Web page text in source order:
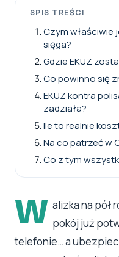
SPIS TREŚCI
Czym właściwie
sięga?
Gdzie EKUZ
Co powinno się
EKUZ kontra
zadziała?
Ile to realnie
Na co patrzeć w
Co z tym
W alizka na pół
pokój już
telefonie… a